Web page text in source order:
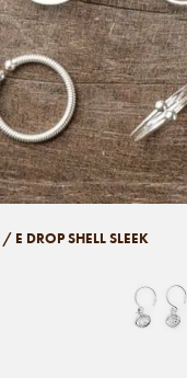
/ E DROP SHELL SLEEK